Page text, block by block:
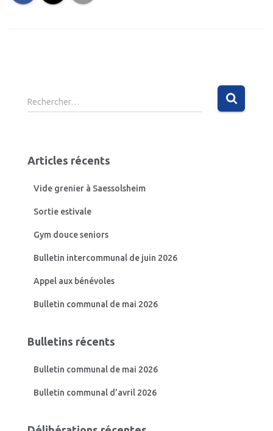
R
e
r
Rechercher…
Articles récents
Vide grenier à Saessolsheim
Sortie estivale
Gym douce seniors
Bulletin intercommunal de juin 2026
Appel aux bénévoles
Bulletin communal de mai 2026
Bulletins récents
Bulletin communal de mai 2026
Bulletin communal d’avril 2026